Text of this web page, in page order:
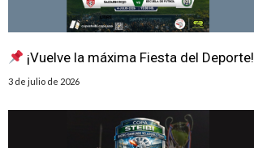
¡Vuelve la máxima Fiesta del Deporte!
3 de julio de 2026